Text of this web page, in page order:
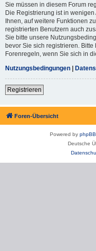
Sie müssen in diesem Forum
Die Registrierung ist in
Ihnen, auf weitere Funktionen
registrierten Benutzern auch
Sie bitte unsere
bevor Sie sich registrieren.
Forenregeln, wenn Sie sich in
Nutzungsbedingungen |
Registrieren
Foren-Übersicht
Powered by phpBB
Deutsche